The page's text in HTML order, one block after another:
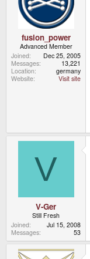
fusion_power
Advanced Member
Joined
Dec 25, 2005
Messages
13,221
Location
germany
Website
Visit site
V
V-Ger
Still Fresh
Joined
Jul 15, 2008
Messages
53